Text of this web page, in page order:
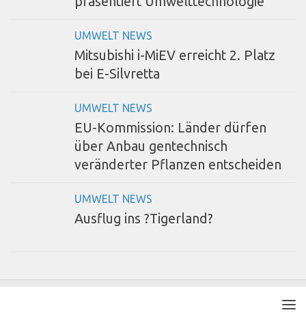
UMWELT NEWS
Mitsubishi i-MiEV erreicht 2. Platz
bei E-Silvretta
UMWELT NEWS
EU-Kommission: Länder dürfen
über Anbau gentechnisch
veränderter Pflanzen entscheiden
UMWELT NEWS
Ausflug ins ?Tigerland?